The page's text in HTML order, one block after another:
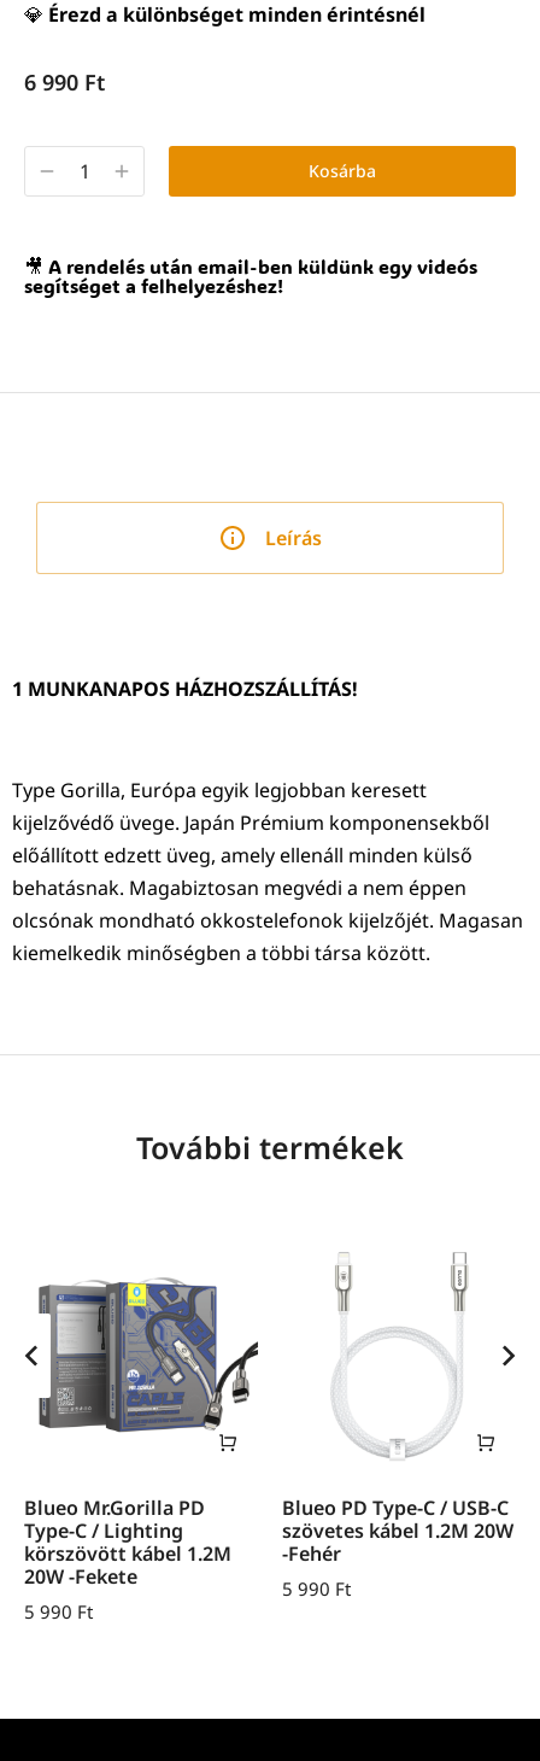
💎 Érezd a különbséget minden érintésnél
6 990 Ft
Kosárba
🎥 A rendelés után email-ben küldünk egy videós
segítséget a felhelyezéshez!
Leírás
1 MUNKANAPOS HÁZHOZSZÁLLÍTÁS!
Type Gorilla, Európa egyik legjobban keresett
kijelzővédő üvege. Japán Prémium komponensekből
előállított edzett üveg, amely ellenáll minden külső
behatásnak. Magabiztosan megvédi a nem éppen
olcsónak mondható okkostelefonok kijelzőjét. Magasan
kiemelkedik minőségben a többi társa között.
További termékek
Blueo Mr.Gorilla PD
Type-C / Lighting
körszövött kábel 1.2M
20W -Fekete
5 990 Ft
Blueo PD Type-C / USB-C
szövetes kábel 1.2M 20W
-Fehér
5 990 Ft